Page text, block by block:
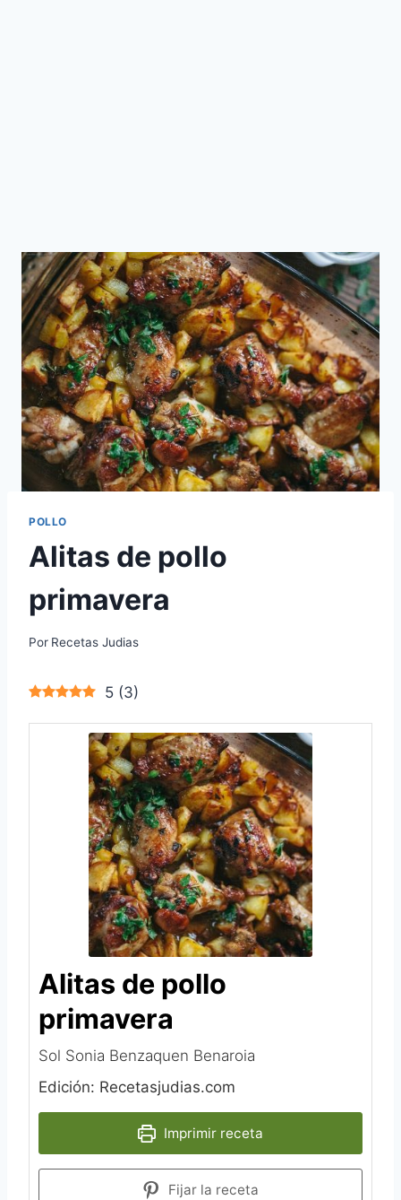
POLLO
Alitas de pollo
primavera
Por Recetas Judias
5 (3)
Alitas de pollo
primavera
Sol Sonia Benzaquen Benaroia‎
Edición: Recetasjudias.com
Imprimir receta
Fijar la receta